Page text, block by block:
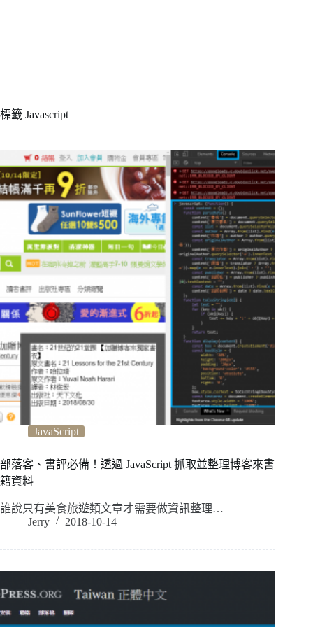
標籤 Javascript
JavaScript
部落客、書評必備！透過 JavaScript 抓取並整理博客來書
籍資料
誰說只有美食旅遊類文章才需要做資訊整理…
Jerry
2018-10-14